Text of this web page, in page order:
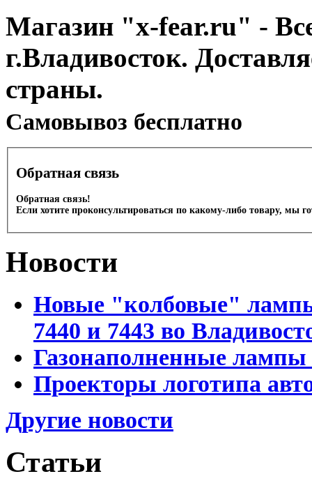
Магазин "x-fear.ru" -
г.Владивосток.
страны.
Cамовывоз бесплатно
Обратная связь
Обратная связь!
Если хотите проконсультироваться по какому-либо товару, мы
Новости
Новые "колбовые"
7440 и 7443 во
Газонаполненные лампы
Проекторы логотипа
Другие новости
Статьи